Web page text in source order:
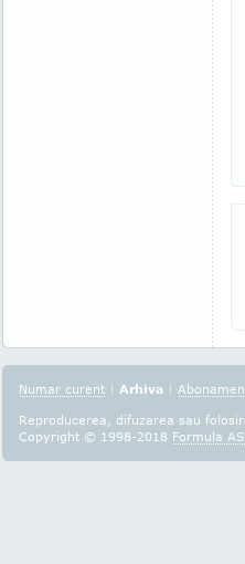
Numar curent | Arhiva |
Reproducerea, difuzarea sau
Copyright © 1998-2018 Formula AS